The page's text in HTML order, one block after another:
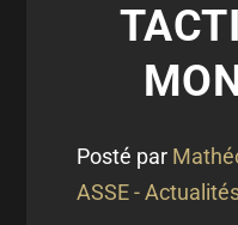
Posté par
ASSE -